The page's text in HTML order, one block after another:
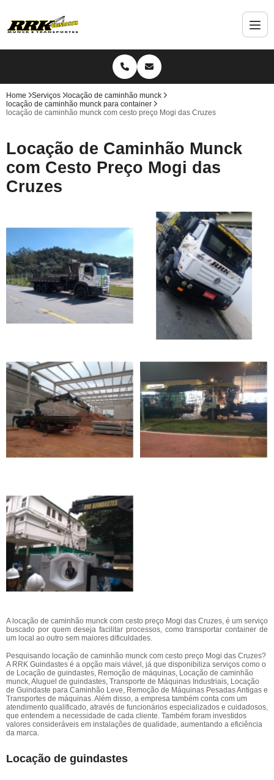
Home Serviços
locação de caminhão munck
locação de caminhão munck para container
locação de caminhão munck com cesto preço Mogi das Cruzes
Locação de Caminhão Munck
com Cesto Preço Mogi das
Cruzes
A locação de caminhão munck com cesto preço Mogi das Cruzes, é um serviço
buscado por quem deseja facilitar processos, como transportar container de
um local ao outro sem maiores dificuldades.
Pesquisando locação de caminhão munck com cesto preço Mogi das Cruzes?
A RRK Guindastes é a opção mais viável, já que disponibiliza serviços como o
de Locação de guindastes, Remoção de máquinas, Locação de caminhão
munck, Aluguel de guindastes, Transporte de Máquinas Industriais, Locação
de Guindaste para Caminhão Leve, Remoção de Máquinas Pesadas Antigas e
Transportes de máquinas. Além disso, a empresa também conta com um
atendimento qualificado, através de funcionários especializados e cuidadosos,
que entendem a necessidade de cada cliente. Também foram investidos
valores consideráveis em instalações de qualidade, aumentando a eficiência
da marca.
Locação de guindastes